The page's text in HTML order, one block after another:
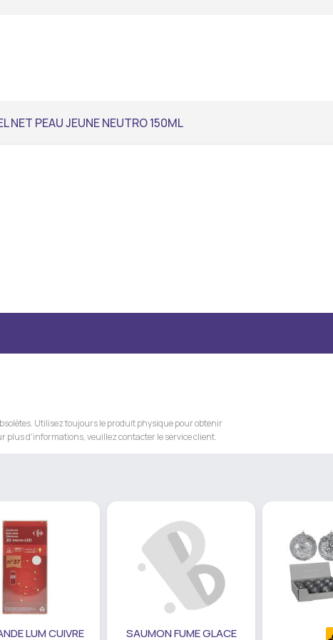
NET PEAU JEUNE NEUTRO 150ML
Utilisez toujours le produit physique pour obtenir
plus d'informations, veuillez contacter le service client.
LUM CUIVRE
SAUMON FUME GLACE